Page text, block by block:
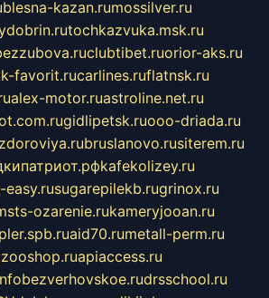
blesna-kazan.rumossilver.ru
tochkazvuka.msk.ru
clubtibet.ruorior-aks.ru
favorit.rucarlines.ruflatnsk.ru
alex-motor.ruastroline.net.ru
gidlipetsk.ruooo-driada.ru
bruslanovo.rusiterem.ru
kafekolizey.ru
sugarepilekb.rugrinox.ru
ozarenie.rukameryjooan.ru
aid70.rumetall-perm.ru
apiaccess.ru
bezverhovskoe.rudrsschool.ru